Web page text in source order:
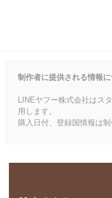
制作者に提供される情報
LINEヤフー株式会社はス
用します。
購入日付、登録国情報は